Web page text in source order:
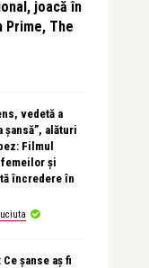
joacă în
Prime, The
vedetă a
șansă”, alături
Filmul
și
încredere în
șanse aș fi